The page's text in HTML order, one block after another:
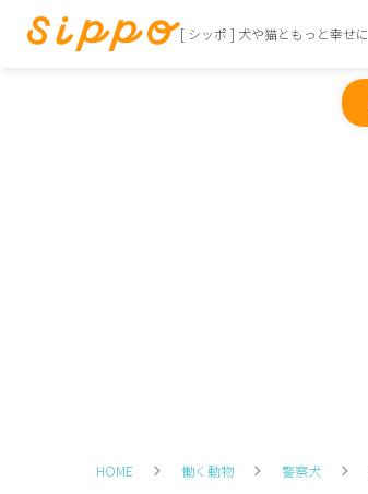
[ シッポ ] 犬や猫ともっと幸せに
HOME 働く動物 警察犬